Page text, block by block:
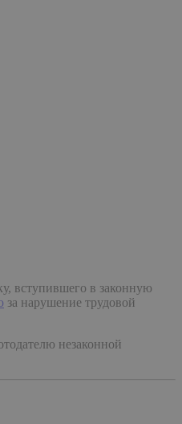
вступившего в законную
за нарушение трудовой
незаконной